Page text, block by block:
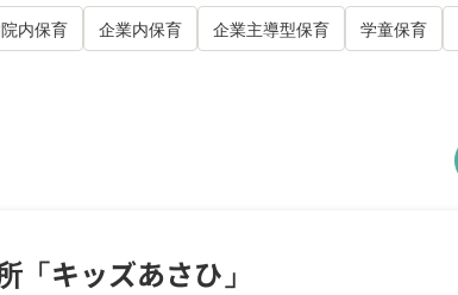
内保育 企業内保育 企業主導型保育 学童保育
「キッズあさひ」